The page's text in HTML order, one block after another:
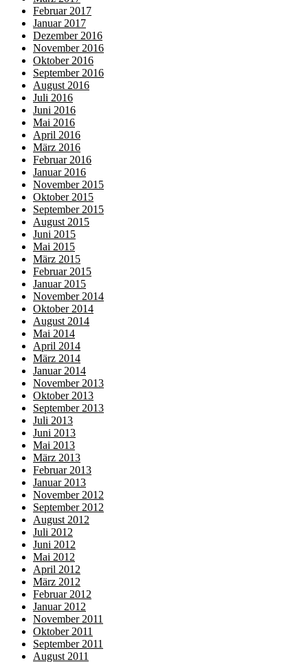
Februar 2017
Januar 2017
Dezember 2016
November 2016
Oktober 2016
September 2016
August 2016
Juli 2016
Juni 2016
Mai 2016
April 2016
März 2016
Februar 2016
Januar 2016
November 2015
Oktober 2015
September 2015
August 2015
Juni 2015
Mai 2015
März 2015
Februar 2015
Januar 2015
November 2014
Oktober 2014
August 2014
Mai 2014
April 2014
März 2014
Januar 2014
November 2013
Oktober 2013
September 2013
Juli 2013
Juni 2013
Mai 2013
März 2013
Februar 2013
Januar 2013
November 2012
September 2012
August 2012
Juli 2012
Juni 2012
Mai 2012
April 2012
März 2012
Februar 2012
Januar 2012
November 2011
Oktober 2011
September 2011
August 2011